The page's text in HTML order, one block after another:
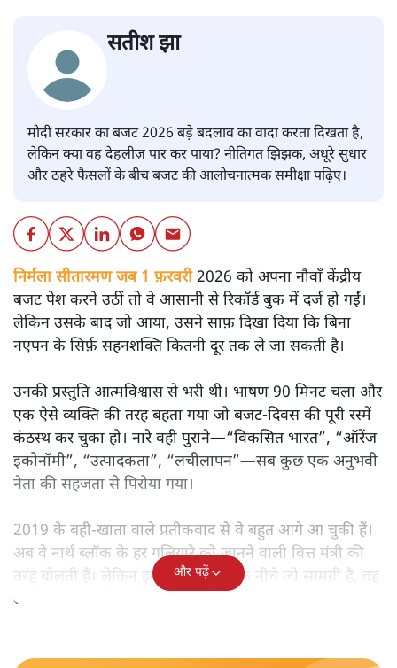
सतीश झा
मोदी सरकार का बजट 2026 बड़े बदलाव का वादा करता दिखता है,
लेकिन क्या वह देहलीज़ पार कर पाया? नीतिगत झिझक, अधूरे सुधार
और ठहरे फैसलों के बीच बजट की आलोचनात्मक समीक्षा पढ़िए।
निर्मला सीतारमण जब 1 फ़रवरी2026 को अपना नौवाँ केंद्रीय
बजट पेश करने उठीं तो वे आसानी से रिकॉर्ड बुक में दर्ज हो गईं।
लेकिन उसके बाद जो आया, उसने साफ़ दिखा दिया कि बिना
नएपन के सिर्फ़ सहनशक्ति कितनी दूर तक ले जा सकती है।
उनकी प्रस्तुति आत्मविश्वास से भरी थी। भाषण 90 मिनट चला और
एक ऐसे व्यक्ति की तरह बहता गया जो बजट‑दिवस की पूरी रस्में
कंठस्थ कर चुका हो। नारे वही पुराने—“विकसित भारत”, “ऑरेंज
इकोनॉमी”, “उत्पादकता”, “लचीलापन”—सब कुछ एक अनुभवी
नेता की सहजता से पिरोया गया।
2019 के बही‑खाता वाले प्रतीकवाद से वे बहुत आगे आ चुकी हैं।
अब वे नार्थ ब्लॉक के हर गलियारे को जानने वाली वित्त मंत्री की
तरह बोलती हैं। लेकिन इस आत्मविश्वास के नीचे जो सामग्री है, वह
उतनी ही अनुमानित और दोहराव भरी।
और पढ़ें